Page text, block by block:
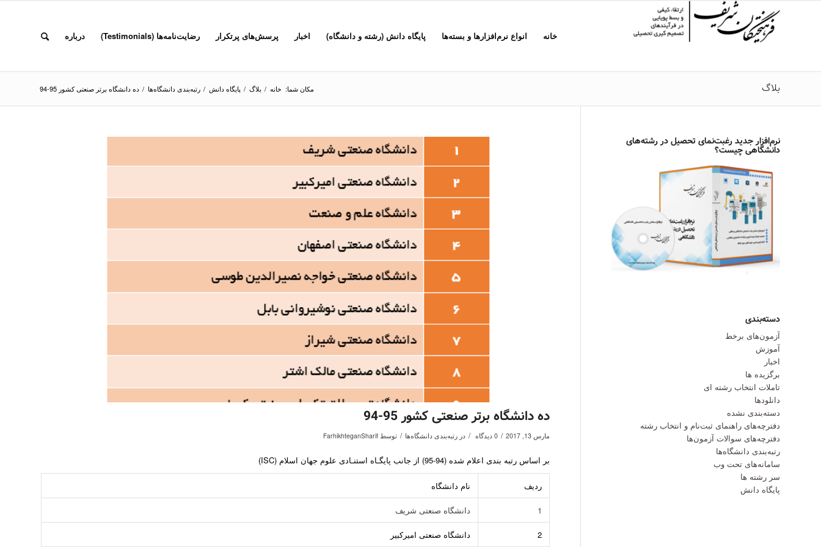
خانه انواع نرم‌افزارها و بسته‌ها پایگاه دانش (رشته و دانشگاه) اخبار پرسش‌های پرتکرار رضایت‌نامه‌ها (Testimonials) درباره
بلاگ مکان شما: خانه / بلاگ / پایگاه دانش / رتبه‌بندی دانشگاه‌ها / ده دانشگاه برتر صنعتی کشور 95-94
ده دانشگاه برتر صنعتی کشور 95-94
مارس 13, 2017 / 0 دیدگاه / در رتبه‌بندی دانشگاه‌ها / توسط FarhikhteganSharif
بر اساس رتبه بندی اعلام شده (94-95) از جانب پایگـاه استنـادی علوم جهان اسلام (ISC)
ردیف نام دانشگاه
1 دانشگاه صنعتی شریف
2 دانشگاه صنعتی امیرکبیر
نرم‌افزار جدید رغبت‌نمای تحصیل در رشته‌های
دانشگاهی چیست؟
دسته‌بندی
آزمون‌های برخط
آموزش
اخبار
برگزیده ها
تاملات انتخاب رشته ای
دانلودها
دسته‌بندی نشده
دفترچه‌های راهنمای ثبت‌نام و انتخاب رشته
دفترچه‌‌های سوالات آزمون‌ها
رتبه‌بندی دانشگاه‌ها
سامانه‌های تحت وب
سر رشته ها
پایگاه دانش